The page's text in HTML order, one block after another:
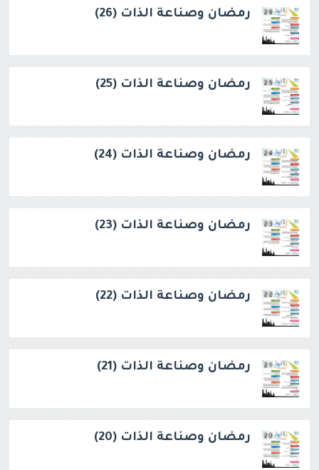
رمضان وصناعة الذات (26)
رمضان وصناعة الذات (25)
رمضان وصناعة الذات (24)
رمضان وصناعة الذات (23)
رمضان وصناعة الذات (22)
رمضان وصناعة الذات (21)
رمضان وصناعة الذات (20)